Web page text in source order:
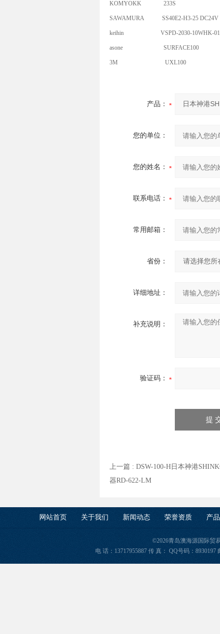
KOMYOKK 233S
SAWAMURA SS40E2-H3-25
keihin VSPD-2030-10WHK-01
asone SURFACE100
3M UXL100
产品：
您的单位：
您的姓名：
联系电话：
常用邮箱：
省份：
详细地址：
补充说明：
验证码：
上一篇 : DSW-100-H日本神港
器RD-622-LM
网站首页 关于我们 新闻动态 荣誉资质 产
©2026青岛澳海源国际贸
电 话：13717955887 传 真： QQ号码：